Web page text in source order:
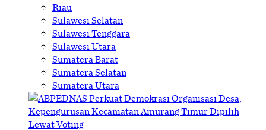
Riau
Sulawesi Selatan
Sulawesi Tenggara
Sulawesi Utara
Sumatera Barat
Sumatera Selatan
Sumatera Utara